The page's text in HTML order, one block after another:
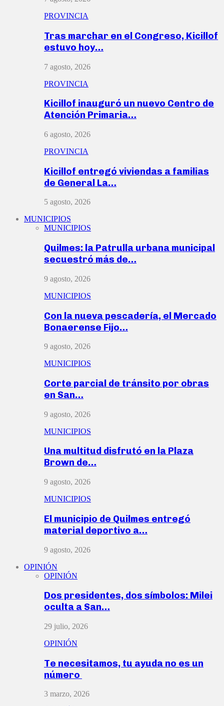
PROVINCIA
Tras marchar en el Congreso, Kicillof
estuvo hoy…
7 agosto, 2026
PROVINCIA
Kicillof inauguró un nuevo Centro de
Atención Primaria…
6 agosto, 2026
PROVINCIA
Kicillof entregó viviendas a familias
de General La…
5 agosto, 2026
MUNICIPIOS
MUNICIPIOS
Quilmes: la Patrulla urbana municipal
secuestró más de…
9 agosto, 2026
MUNICIPIOS
Con la nueva pescadería, el Mercado
Bonaerense Fijo…
9 agosto, 2026
MUNICIPIOS
Corte parcial de tránsito por obras
en San…
9 agosto, 2026
MUNICIPIOS
Una multitud disfrutó en la Plaza
Brown de…
9 agosto, 2026
MUNICIPIOS
El municipio de Quilmes entregó
material deportivo a…
9 agosto, 2026
OPINIÓN
OPINIÓN
Dos presidentes, dos símbolos: Milei
oculta a San…
29 julio, 2026
OPINIÓN
Te necesitamos, tu ayuda no es un
número
3 marzo, 2026